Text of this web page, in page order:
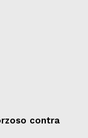
contra